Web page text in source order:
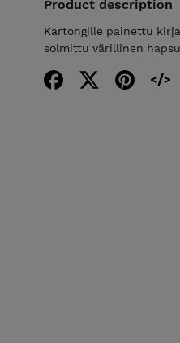
Product description
Kartongille painettu
solmittu värillinen